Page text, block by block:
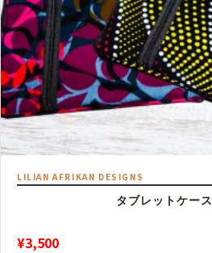
LILIAN AFRIKAN DESIGNS
タブレットケース
¥3,500